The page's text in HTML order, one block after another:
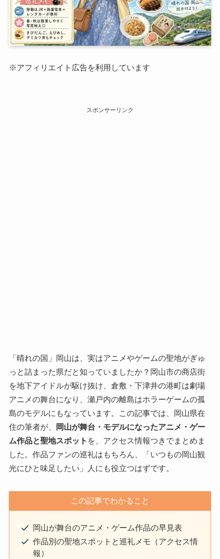
※アフィリエイト広告を利用しています
スポンサーリンク
「晴れの国」岡山は、実はアニメやゲームの聖地がぎゅ
っと詰まった県だと知っていましたか？岡山市の商店街
を地下アイドルが駆け抜け、倉敷・下津井の港町は劇場
アニメの舞台になり、瀬戸内の離島はホラーゲームの孤
島のモデルにもなっています。この記事では、岡山県在
住の筆者が、
岡山が舞台・モデルになったアニメ・ゲー
ム作品と聖地スポット を、アクセス情報つきでまとめま
した。作品ファンの巡礼はもちろん、「いつもの岡山観
光にひと味足したい」人にも役立つはずです。
この記事でわかること
岡山が舞台のアニメ・ゲーム作品の早見表
作品別の聖地スポットと巡礼メモ（アクセス情
報）